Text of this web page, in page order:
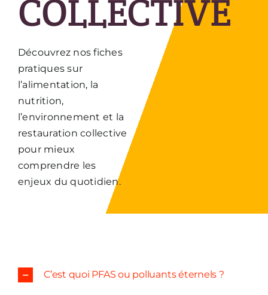
COLLECTIVE
Découvrez nos fiches
pratiques sur
l’alimentation, la
nutrition,
l’environnement et la
restauration collective
pour mieux
comprendre les
enjeux du quotidien.
C’est quoi PFAS ou polluants éternels ?